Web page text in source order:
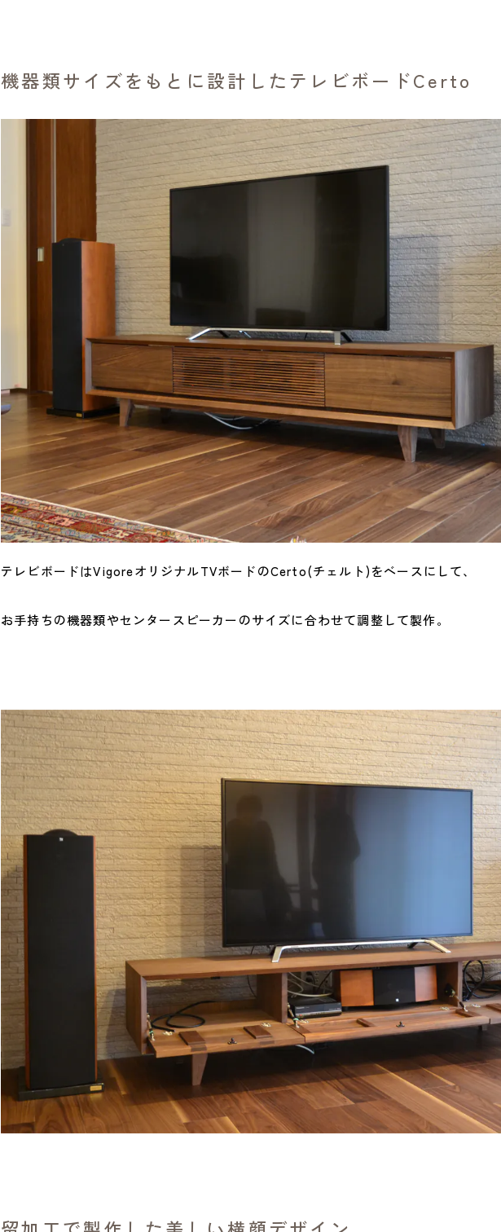
機器類サイズをもとに設計したテレビボードCerto
テレビボードはVigoreオリジナルTVボードのCerto(チェルト)をベースにして、
お手持ちの機器類やセンタースピーカーのサイズに合わせて調整して製作。